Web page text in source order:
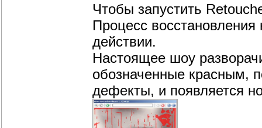
Чтобы запустить
Процесс
действии.
Настоящее шоу
обозначенные красным,
дефекты, и появляется